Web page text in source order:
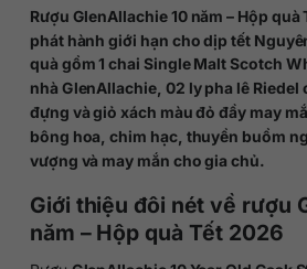
Rượu GlenAllachie 10 năm – Hộp
phát hành giới hạn cho dịp tết
quà gồm 1 chai Single Malt Scotch
nhà GlenAllachie, 02 ly pha lê Riedel
đựng và giỏ xách màu đỏ đầy may
bông hoa, chim hạc, thuyền buồm
vượng và may mắn cho gia chủ.
Giới thiệu đôi nét về rượu
năm – Hộp quà Tết 2026